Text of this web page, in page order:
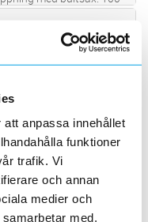
anpassa innehållet
funktioner
trafik. Vi
och annan
medier och
med.
Pe-Plast
stegtyp: MP-FZ.
MM
passar till typerna MP-
100ST